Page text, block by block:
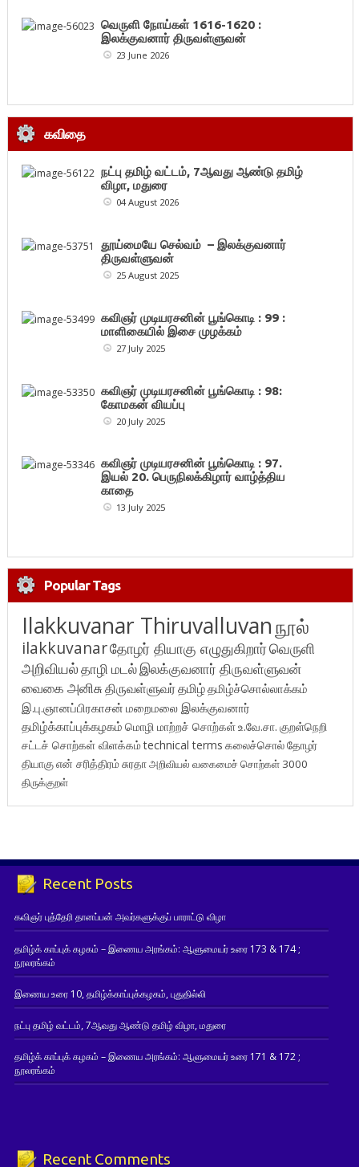
வெருளி நோய்கள் 1616-1620 :
இலக்குவனார் திருவள்ளுவன்
23 June 2026
கவிதை
நட்பு தமிழ் வட்டம், 7ஆவது ஆண்டு தமிழ்
விழா, மதுரை
04 August 2026
தூய்மையே செல்வம் – இலக்குவனார்
திருவள்ளுவன்
25 August 2025
கவிஞர் முடியரசனின் பூங்கொடி : 99 :
மாளிகையில் இசை முழக்கம்
27 July 2025
கவிஞர் முடியரசனின் பூங்கொடி : 98:
கோமகன் வியப்பு
20 July 2025
கவிஞர் முடியரசனின் பூங்கொடி : 97.
இயல் 20. பெருநிலக்கிழார் வாழ்த்திய
காதை
13 July 2025
Popular Tags
Ilakkuvanar Thiruvalluvanநூல்
ilakkuvanarதோழர் தியாகு எழுதுகிறார்வெருளி
அறிவியல்தாழி மடல்இலக்குவனார் திருவள்ளுவன்
வைகை அனிசுதிருவள்ளுவர்தமிழ்தமிழ்ச்சொல்லாக்கம்
இ.பு.ஞானப்பிரகாசன் மறைமலை இலக்குவனார்
தமிழ்க்காப்புக்கழகம் மொழி மாற்றச் சொற்கள்உ.வே.சா. குறள்நெறி
சட்டச் சொற்கள் விளக்கம்technical terms கலைச்சொல்தோழர்
தியாகுஎன் சரித்திரம்சுரதாஅறிவியல் வகைமைச் சொற்கள் 3000
திருக்குறள்
Recent Posts
கவிஞர் புத்தேரி தானப்பன் அவர்களுக்குப் பாராட்டு விழா
தமிழ்க் காப்புக் கழகம் – இணைய அரங்கம்: ஆளுமையர் உரை 173 & 174 ;
நூலரங்கம்
இணைய உரை 10, தமிழ்க்காப்புக்கழகம், புதுதில்லி
நட்பு தமிழ் வட்டம், 7ஆவது ஆண்டு தமிழ் விழா, மதுரை
தமிழ்க் காப்புக் கழகம் – இணைய அரங்கம்: ஆளுமையர் உரை 171 & 172 ;
நூலரங்கம்
Recent Comments